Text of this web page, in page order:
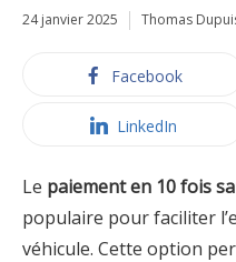
24 janvier 2025 Thomas
Facebook
LinkedIn
Le paiement en 10 fois
populaire pour faciliter
véhicule. Cette option